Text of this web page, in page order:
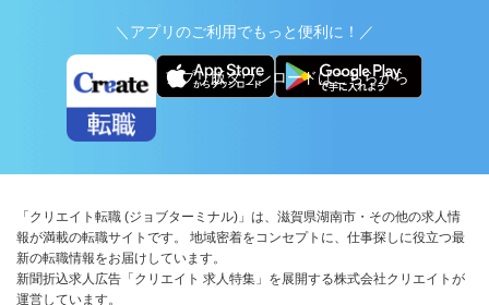
＼アプリのご利用でもっと便利に！／
アプリ版ダウンロードはこちらから
「クリエイト転職 (ジョブターミナル)」は、滋賀県湖南市・その他の求人情
報が満載の転職サイトです。 地域密着をコンセプトに、仕事探しに役立つ最
新の転職情報をお届けしています。
新聞折込求人広告「クリエイト 求人特集」を展開する株式会社クリエイトが
運営しています。